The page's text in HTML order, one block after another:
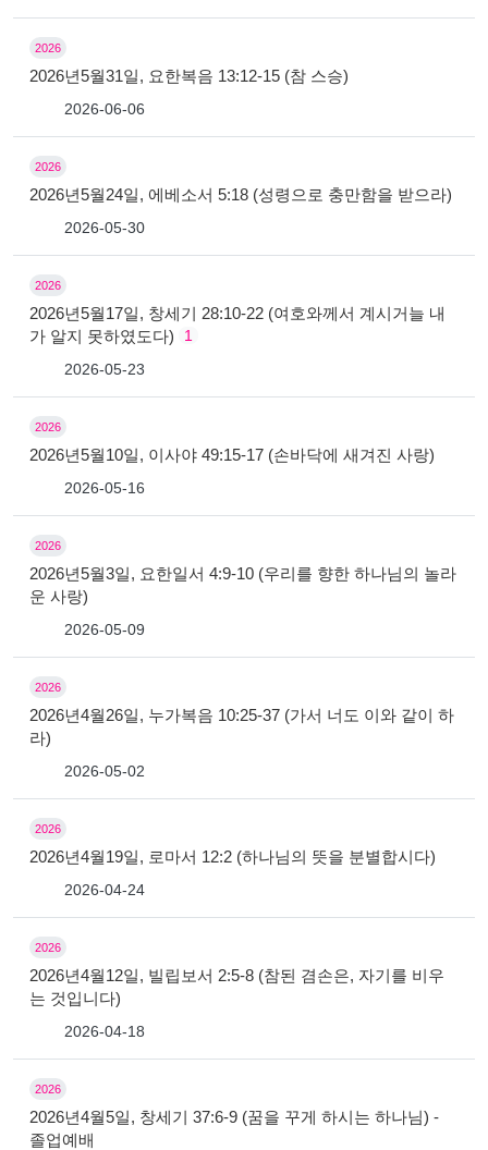
2026
2026년5월31일, 요한복음 13:12-15 (참 스승)
2026-06-06
2026
2026년5월24일, 에베소서 5:18 (성령으로 충만함을 받으라)
2026-05-30
2026
2026년5월17일, 창세기 28:10-22 (여호와께서 계시거늘 내
가 알지 못하였도다)
1
2026-05-23
2026
2026년5월10일, 이사야 49:15-17 (손바닥에 새겨진 사랑)
2026-05-16
2026
2026년5월3일, 요한일서 4:9-10 (우리를 향한 하나님의 놀라
운 사랑)
2026-05-09
2026
2026년4월26일, 누가복음 10:25-37 (가서 너도 이와 같이 하
라)
2026-05-02
2026
2026년4월19일, 로마서 12:2 (하나님의 뜻을 분별합시다)
2026-04-24
2026
2026년4월12일, 빌립보서 2:5-8 (참된 겸손은, 자기를 비우
는 것입니다)
2026-04-18
2026
2026년4월5일, 창세기 37:6-9 (꿈을 꾸게 하시는 하나님) -
졸업예배